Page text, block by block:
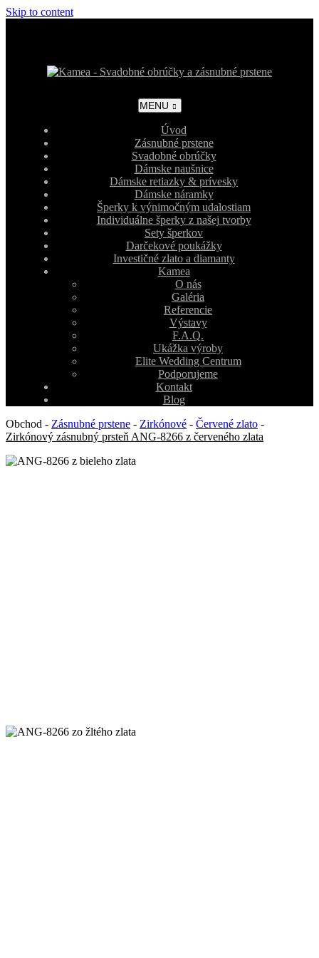
Skip to content
MENU
Úvod
Zásnubné prstene
Svadobné obrúčky
Dámske naušnice
Dámske retiazky & prívesky
Dámske náramky
Šperky k výnimočným udalostiam
Individuálne šperky z našej tvorby
Sety šperkov
Darčekové poukážky
Investičné zlato a diamanty
Kamea
O nás
Galéria
Referencie
Výstavy
F.A.Q.
Ukážka výroby
Elite Wedding Centrum
Podporujeme
Kontakt
Blog
Obchod - Zásnubné prstene - Zirkónové - Červené zlato -
Zirkónový zásnubný prsteň ANG-8266 z červeného zlata